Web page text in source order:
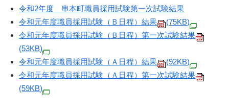
令和2年度 串本町職員採用試験第一次試験結果
令和元年度職員採用試験（Ｂ日程）結果
(75KB)
令和元年度職員採用試験（Ｂ日程）第一次試験結果
(53KB)
令和元年度職員採用試験（Ａ日程）結果
(92KB)
令和元年度職員採用試験（Ａ日程）第一次試験結果
(59KB)